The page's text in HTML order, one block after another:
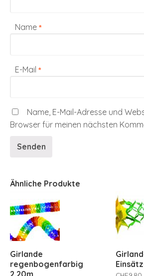
Name *
E-Mail *
Name, E-Mail-Adresse und
Browser für meinen nächsten
Ähnliche Produkte
Girlande
regenbogenfarbig
2.20m